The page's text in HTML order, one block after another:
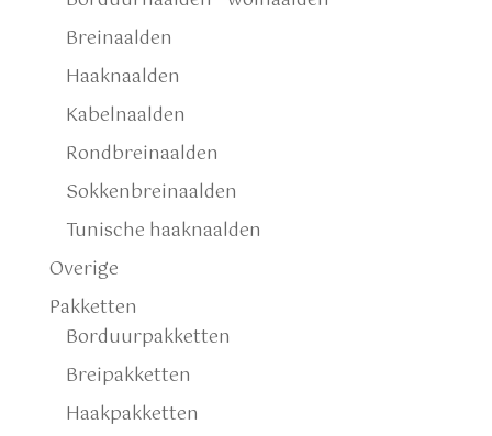
Breinaalden
Haaknaalden
Kabelnaalden
Rondbreinaalden
Sokkenbreinaalden
Tunische haaknaalden
Overige
Pakketten
Borduurpakketten
Breipakketten
Haakpakketten